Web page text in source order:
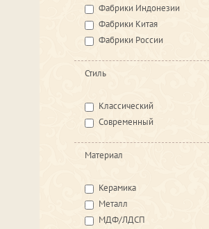
Фабрики Индонезии
Фабрики Китая
Фабрики России
Стиль
Классический
Современный
Материал
Керамика
Металл
МДФ/ЛДСП